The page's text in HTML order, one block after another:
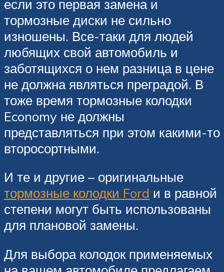
если это первая замена и
тормозные диски не сильно
изношены. Все-таки для людей
любящих свой автомобиль и
заботящихся о нем разница в цене
не должна являться преградой. В
тоже время тормозные колодки
Economy не должны
представляться при этом какими-то
второсортными.
И те и другие – оригинальные
тормозные колодки Ford и в равной
степени могут быть использованы
для плановой замены.
Для выбора колодок применяемых